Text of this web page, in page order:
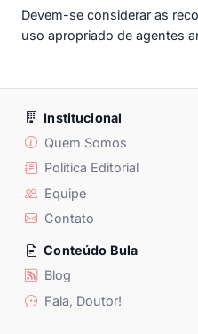
Devem-se considerar as
uso apropriado de agentes
Institucional
Quem Somos
Política Editorial
Equipe
Contato
Conteúdo Bula
Blog
Fala, Doutor!